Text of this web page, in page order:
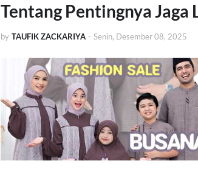
Tentang Pentingnya Jaga
by TAUFIK ZACKARIYA - Senin, Desember 08, 2025